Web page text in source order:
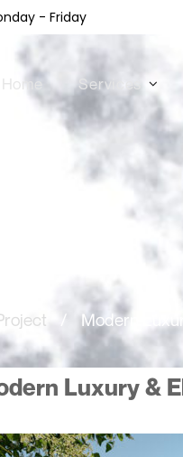
- Friday
Home Services
/ Modern
Luxury &